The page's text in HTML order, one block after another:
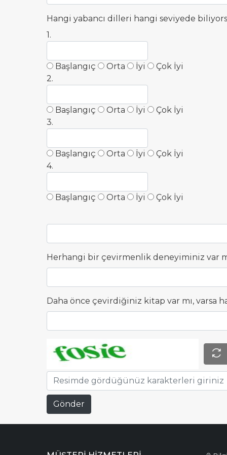
Hangi yabancı dilleri hangi seviyede
1.
Başlangıç Orta İyi
Çok İyi
2.
Başlangıç Orta İyi
Çok İyi
3.
Başlangıç Orta İyi
Çok İyi
4.
Başlangıç Orta İyi Çok İyi
Herhangi bir çevirmenlik deneyiminiz var
Daha önce çevirdiğiniz kitap var mı, varsa